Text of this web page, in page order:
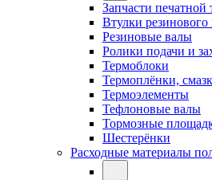
Запчасти печатной
Втулки резинового
Резиновые валы
Ролики подачи и
Термоблоки
Термоплёнки,
Термоэлементы
Тефлоновые валы
Тормозные
Шестерёнки
Расходные материалы